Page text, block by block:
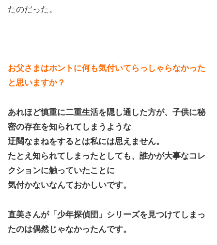
たのだった。
お父さまはホントに何も気付いてらっしゃらなかった
と思いますか？
あれほど慎重に二重生活を隠し通した方が、子供に秘
密の存在を知られてしまうような
迂闊なまねをするとは私には思えません。
たとえ知られてしまったとしても、誰かが大事なコレ
クションに触っていたことに
気付かないなんておかしいです。
直美さんが「少年探偵団」シリーズを見つけてしまっ
たのは偶然じゃなかったんです。